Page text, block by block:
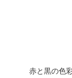
赤と黒の色